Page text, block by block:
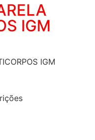
IGM
IGM